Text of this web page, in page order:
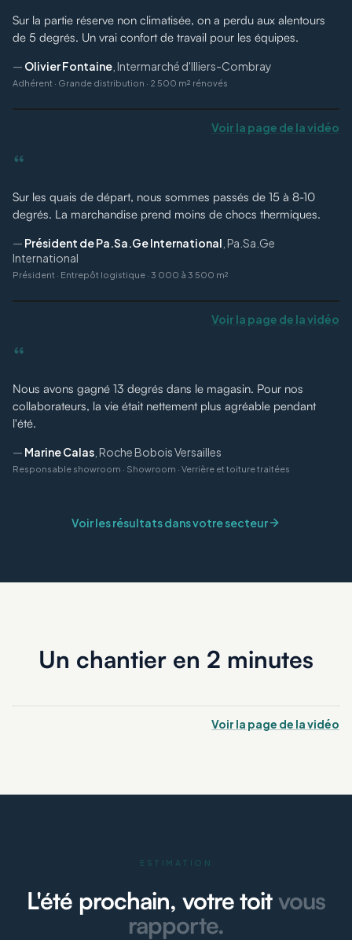
Sur la partie réserve non climatisée, on a perdu aux alentours
de 5 degrés. Un vrai confort de travail pour les équipes.
— Olivier Fontaine Intermarché d'Illiers-Combray
Adhérent · Grande distribution · 2 500 m² rénovés
Voir la page de la vidéo
“
Sur les quais de départ, nous sommes passés de 15 à 8-10
degrés. La marchandise prend moins de chocs thermiques.
— Président de Pa.Sa.Ge International Pa.Sa.Ge
International
Président · Entrepôt logistique · 3 000 à 3 500 m²
Voir la page de la vidéo
“
Nous avons gagné 13 degrés dans le magasin. Pour nos
collaborateurs, la vie était nettement plus agréable pendant
l'été.
— Marine Calas Roche Bobois Versailles
Responsable showroom · Showroom · Verrière et toiture traitées
Voir les résultats dans votre secteur
Un chantier en 2 minutes
Voir la page de la vidéo
ESTIMATION
L'été prochain, votre toitvous
rapporte.